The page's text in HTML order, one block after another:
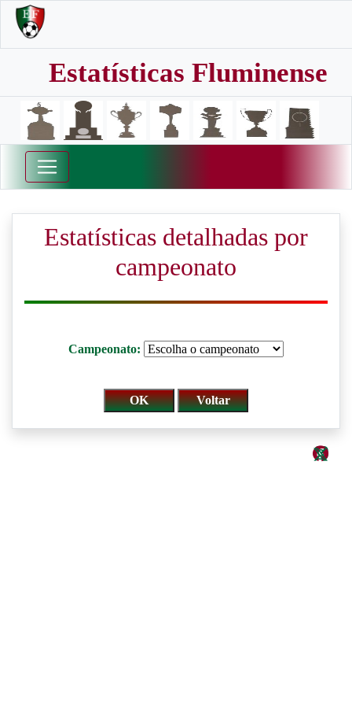
Estatísticas Fluminense
Estatísticas detalhadas por
campeonato
Campeonato: